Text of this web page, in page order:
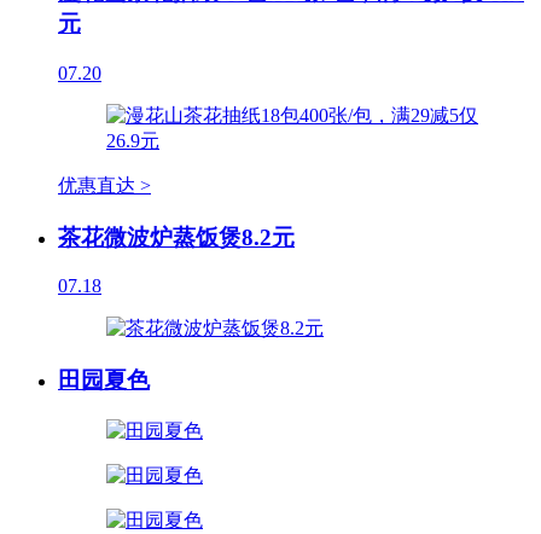
元
07.20
优惠直达 >
茶花微波炉蒸饭煲8.2元
07.18
田园夏色